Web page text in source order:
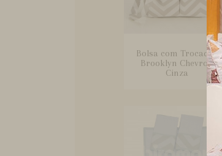
Bolsa com Trocador
Brooklyn Chevron
Cinza